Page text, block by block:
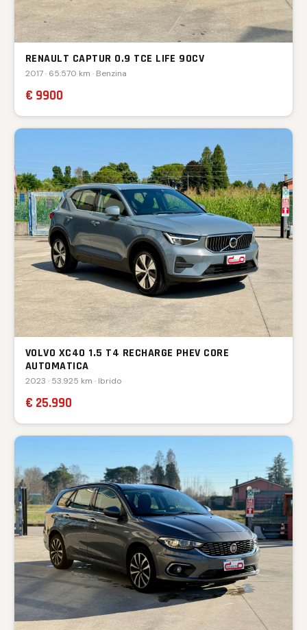
RENAULT CAPTUR 0.9 TCE LIFE 90CV
2017 · 65.570 km · Benzina
€ 9900
VOLVO XC40 1.5 T4 RECHARGE PHEV CORE
AUTOMATICA
2023 · 53.925 km · Ibrido
€ 25.990